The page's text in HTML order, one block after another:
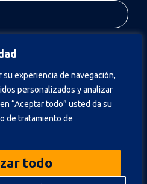
su experiencia de navegación,
personalizados y analizar
“Aceptar todo” usted da su
de tratamiento de
todo
derechos reservados.